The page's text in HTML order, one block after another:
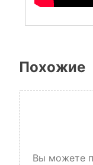
Похожие
Вы можете